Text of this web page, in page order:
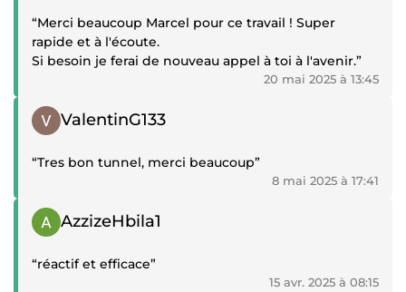
“Merci beaucoup Marcel pour ce travail ! Super
rapide et à l'écoute.
Si besoin je ferai de nouveau appel à toi à l'avenir.”
20 mai 2025 à 13:45
Témoignage positif
ValentinG133
“Tres bon tunnel, merci beaucoup”
8 mai 2025 à 17:41
Témoignage positif
AzzizeHbila1
“réactif et efficace”
15 avr. 2025 à 08:15